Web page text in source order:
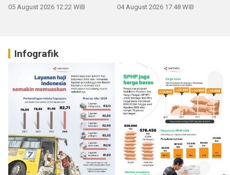
05 August 2026 12:22 WIB 04 August 2026 17:48 WIB
Infografik